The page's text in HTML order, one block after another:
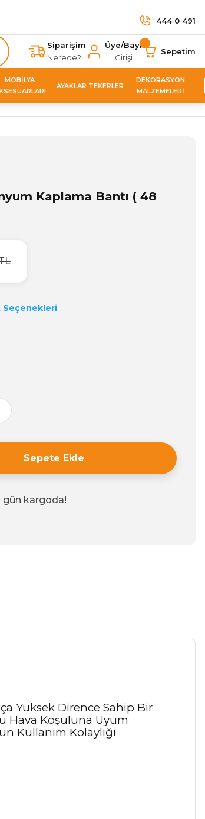
444 0 491
Siparişim
Nerede?
Üye/Bayi
Girişi
Sepetim
MOBİLYA
AYAKLAR TEKERLER
DEKORASYON
MALZEMELERİ
Kaplama Bantı ( 48
Seçenekleri
Sepete Ekle
gün kargoda!
Yüksek Dirence Sahip Bir
Hava Koşuluna Uyum
Kullanım Kolaylığı